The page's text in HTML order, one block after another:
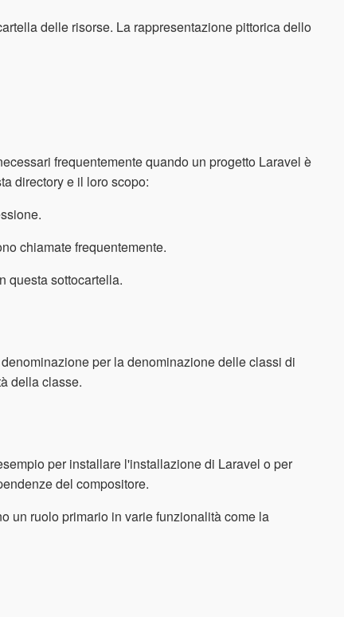
delle risorse. La rappresentazione pittorica dello
frequentemente quando un progetto Laravel è
directory e il loro scopo:
chiamate frequentemente.
questa sottocartella.
per la denominazione delle classi di
della classe.
per installare l'installazione di Laravel o per
del compositore.
un ruolo primario in varie funzionalità come la